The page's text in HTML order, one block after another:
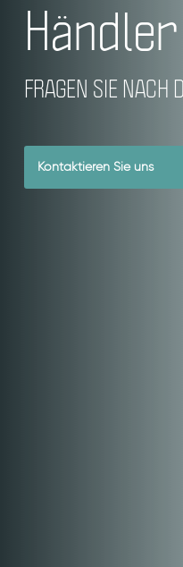
FRAGEN SIE NACH
Kontaktieren Sie uns